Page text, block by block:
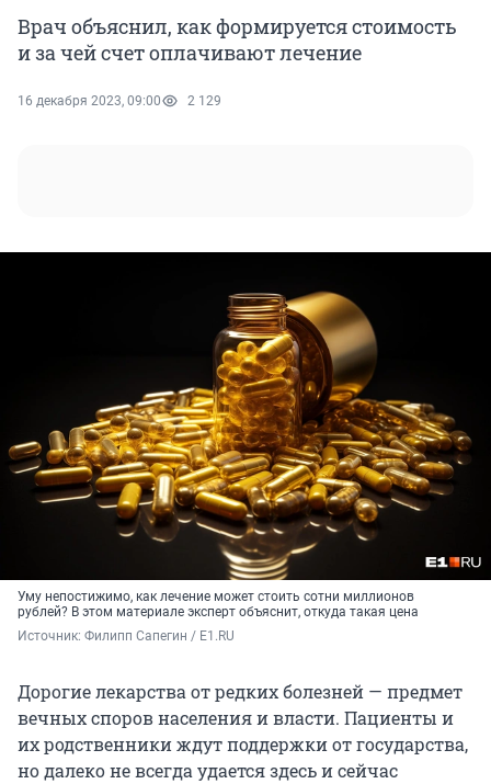
Врач объяснил, как формируется стоимость
и за чей счет оплачивают лечение
16 декабря 2023, 09:00 2 129
Уму непостижимо, как лечение может стоить сотни миллионов
рублей? В этом материале эксперт объяснит, откуда такая цена
Источник: Филипп Сапегин / E1.RU
Дорогие лекарства от редких болезней — предмет
вечных споров населения и власти. Пациенты и
их родственники ждут поддержки от государства,
но далеко не всегда удается здесь и сейчас